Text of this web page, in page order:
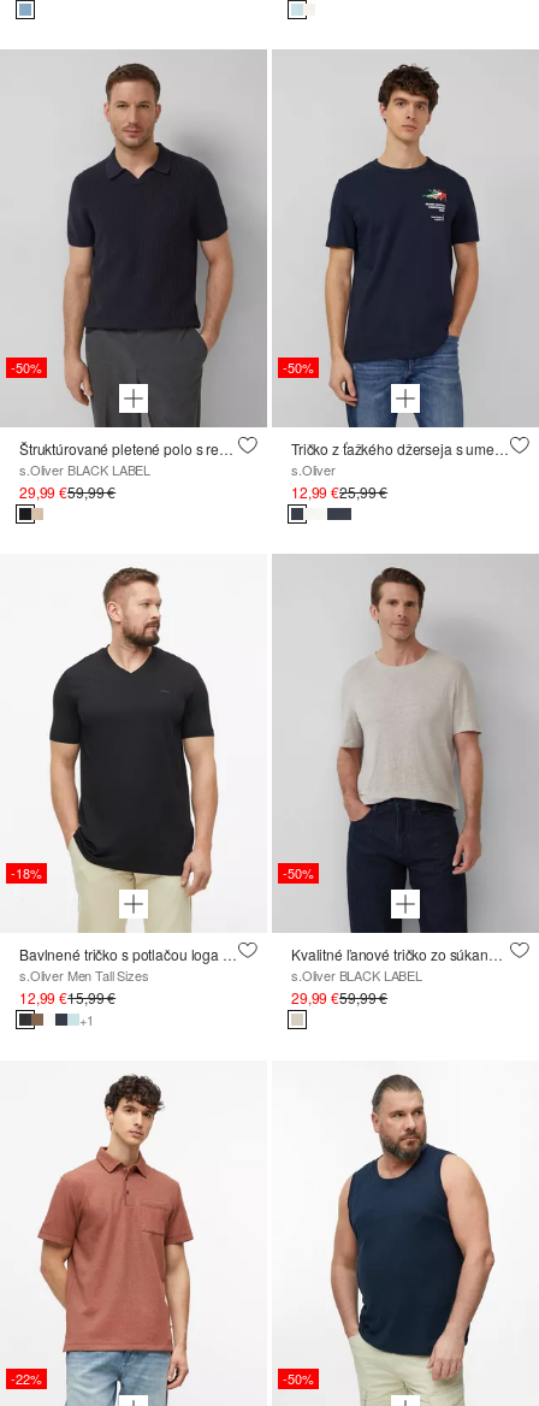
-50%
Štruktúrované pletené polo s rebrovanými manžetami
s.Oliver BLACK LABEL
29,99 €59,99 €
-50%
Tričko z ťažkého džerseja s umeleckým motívom ; Kolekcia zimných športov
s.Oliver
12,99 €25,99 €
-18%
Bavlnené tričko s potlačou loga a výstrihom do V
s.Oliver Men Tall Sizes
12,99 €15,99 €
+1
-50%
Kvalitné ľanové tričko zo súkanej priadze
s.Oliver BLACK LABEL
29,99 €59,99 €
-22% -50%